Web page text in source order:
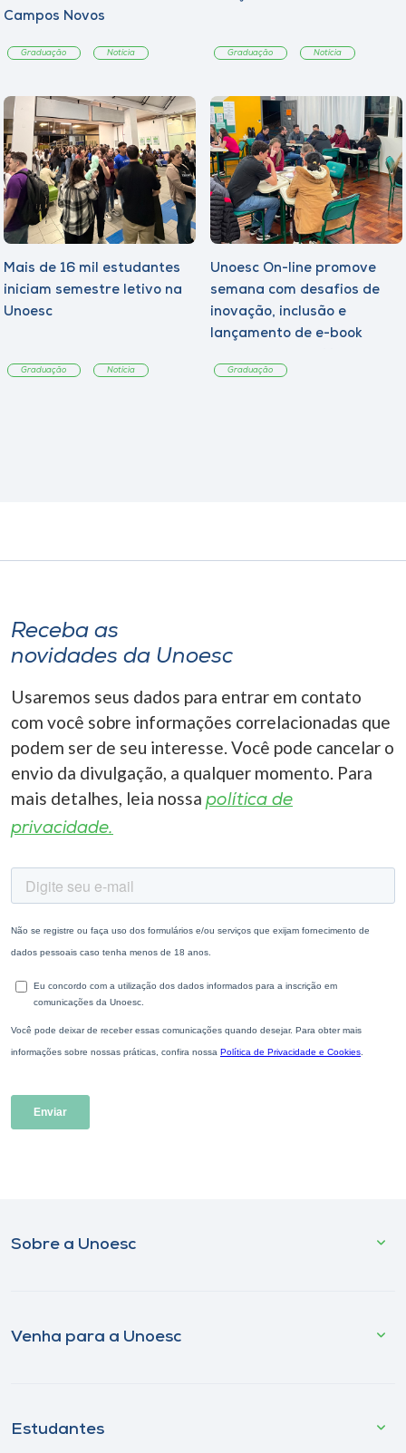
Campos Novos
Graduação Notícia Graduação Notícia
Mais de 16 mil estudantes
iniciam semestre letivo na
Unoesc
Graduação Notícia
Unoesc On-line promove
semana com desafios de
inovação, inclusão e
lançamento de e-book
Graduação
Receba as
novidades da Unoesc
Usaremos seus dados para entrar em contato
com você sobre informações correlacionadas que
podem ser de seu interesse. Você pode cancelar o
envio da divulgação, a qualquer momento. Para
mais detalhes, leia nossa política de
privacidade.
Sobre a Unoesc
Venha para a Unoesc
Estudantes